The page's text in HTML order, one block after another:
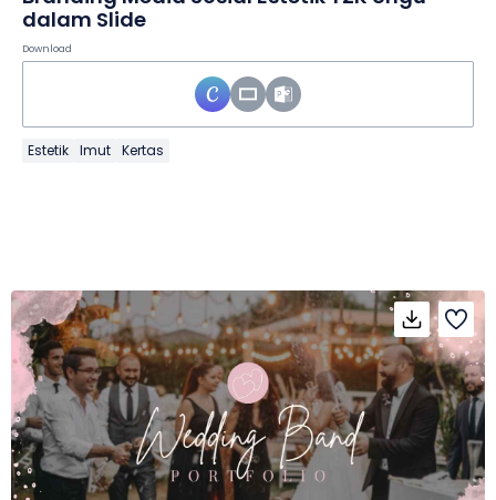
dalam Slide
Download
Estetik Imut Kertas